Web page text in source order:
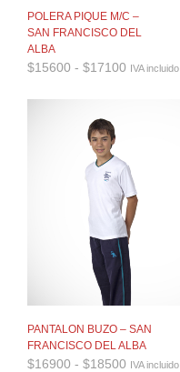
POLERA PIQUE M/C –
SAN FRANCISCO DEL
ALBA
$15600 - $17100 Rango
IVA incluido
PANTALON BUZO – SAN
FRANCISCO DEL ALBA
$16900 - $18500 Rango
IVA incluido